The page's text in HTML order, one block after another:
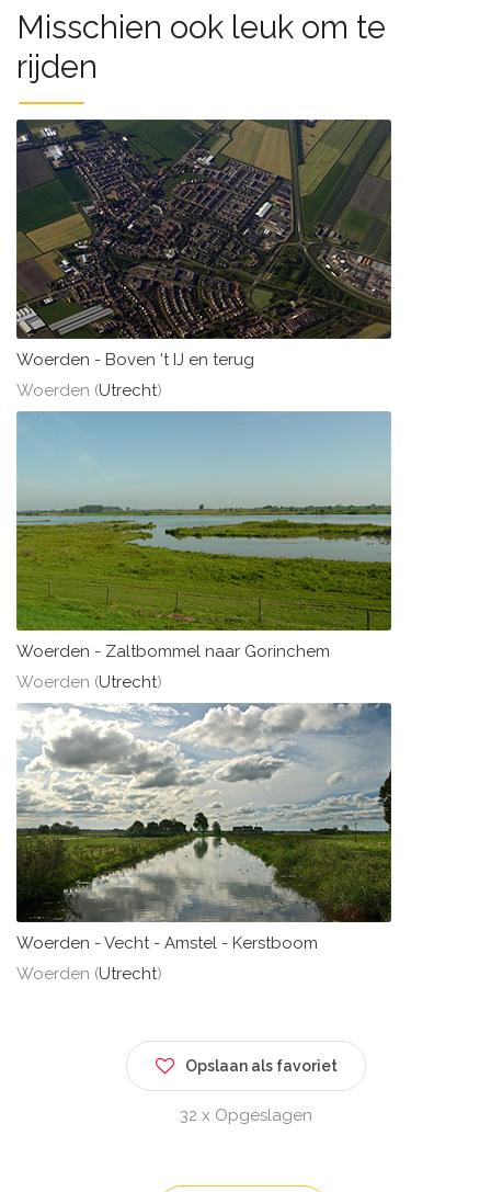
Misschien ook leuk om te
rijden
Woerden - Boven 't IJ en terug
Woerden (Utrecht)
Woerden - Zaltbommel naar Gorinchem
Woerden (Utrecht)
Woerden - Vecht - Amstel - Kerstboom
Woerden (Utrecht)
Opslaan als favoriet
32 x Opgeslagen